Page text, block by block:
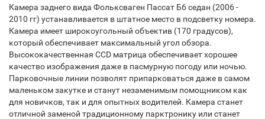
Камера заднего вида Фольксваген Пассат Б6 седан (2006 -
2010 гг) устанавливается в штатное место в подсветку номера.
Камера имеет широкоугольный объектив (170 градусов),
который обеспечивает максимальный угол обзора.
Высококачественная CCD матрица обеспечивает хорошее
качество изображения даже в пасмурную погоду или ночью.
Парковочные линии позволят припарковаться даже в самом
маленьком закутке и станут незаменимым помощником как
для новичков, так и для опытных водителей. Камера станет
отличной заменой традиционному парктронику или станет